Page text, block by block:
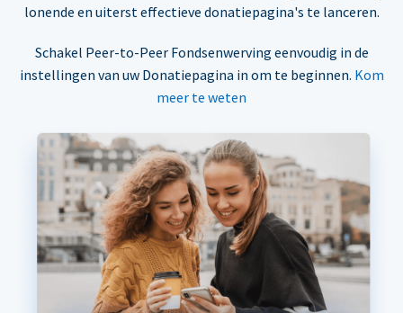
lonende en uiterst effectieve donatiepagina's te lanceren.
Schakel Peer-to-Peer Fondsenwerving eenvoudig in de
instellingen van uw Donatiepagina in om te beginnen. Kom
meer te weten